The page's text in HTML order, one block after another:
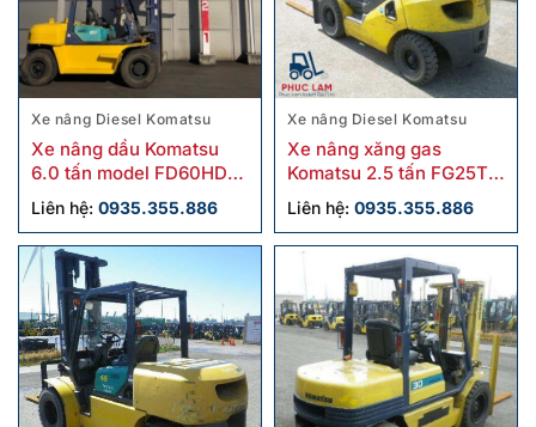
Xe nâng Diesel Komatsu
Xe nâng dầu Komatsu
6.0 tấn model FD60HD-7
cũ
Liên hệ: 0935.355.886
Xe nâng Diesel Komatsu
Xe nâng xăng gas
Komatsu 2.5 tấn FG25T-
17 cũ chính hãng
Liên hệ: 0935.355.886